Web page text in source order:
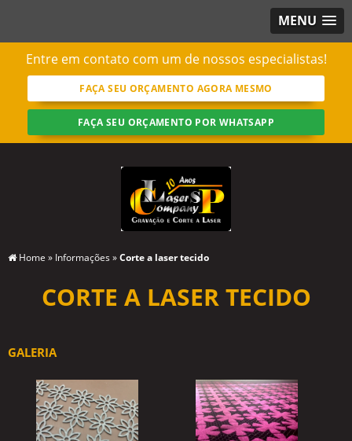
MENU
Entre em contato com um de nossos especialistas!
FAÇA SEU ORÇAMENTO AGORA MESMO
FAÇA SEU ORÇAMENTO POR WHATSAPP
Home » Informações »Corte a laser tecido
CORTE A LASER TECIDO
GALERIA